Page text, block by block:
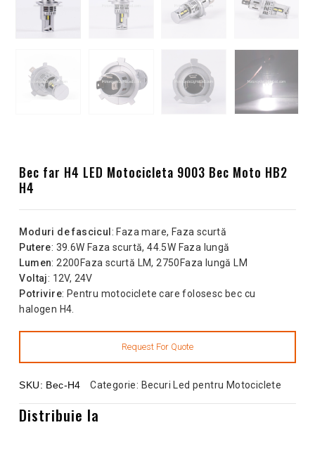
Bec far H4 LED Motocicleta 9003 Bec Moto HB2
H4
Moduri de fascicul : Faza mare, Faza scurtă
Putere: 39.6W Faza scurtă, 44.5W Faza lungă
Lumen: 2200Faza scurtă LM, 2750Faza lungă LM
Voltaj: 12V, 24V
Potrivire: Pentru motociclete care folosesc bec cu
halogen H4.
SKU: Bec-H4 Categorie: Becuri Led pentru Motociclete
Distribuie la